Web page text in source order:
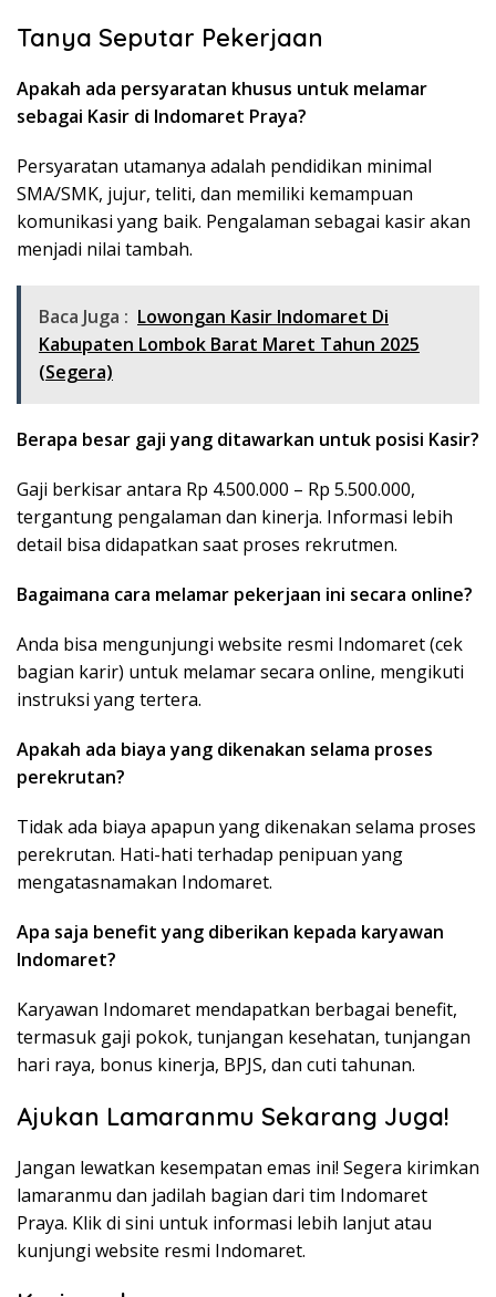
Tanya Seputar Pekerjaan
Apakah ada persyaratan khusus untuk melamar
sebagai Kasir di Indomaret Praya?
Persyaratan utamanya adalah pendidikan minimal
SMA/SMK, jujur, teliti, dan memiliki kemampuan
komunikasi yang baik. Pengalaman sebagai kasir akan
menjadi nilai tambah.
Baca Juga : Lowongan Kasir Indomaret Di
Kabupaten Lombok Barat Maret Tahun 2025
(Segera)
Berapa besar gaji yang ditawarkan untuk posisi Kasir?
Gaji berkisar antara Rp 4.500.000 – Rp 5.500.000,
tergantung pengalaman dan kinerja. Informasi lebih
detail bisa didapatkan saat proses rekrutmen.
Bagaimana cara melamar pekerjaan ini secara online?
Anda bisa mengunjungi website resmi Indomaret (cek
bagian karir) untuk melamar secara online, mengikuti
instruksi yang tertera.
Apakah ada biaya yang dikenakan selama proses
perekrutan?
Tidak ada biaya apapun yang dikenakan selama proses
perekrutan. Hati-hati terhadap penipuan yang
mengatasnamakan Indomaret.
Apa saja benefit yang diberikan kepada karyawan
Indomaret?
Karyawan Indomaret mendapatkan berbagai benefit,
termasuk gaji pokok, tunjangan kesehatan, tunjangan
hari raya, bonus kinerja, BPJS, dan cuti tahunan.
Ajukan Lamaranmu Sekarang Juga!
Jangan lewatkan kesempatan emas ini! Segera kirimkan
lamaranmu dan jadilah bagian dari tim Indomaret
Praya. Klik di sini untuk informasi lebih lanjut atau
kunjungi website resmi Indomaret.